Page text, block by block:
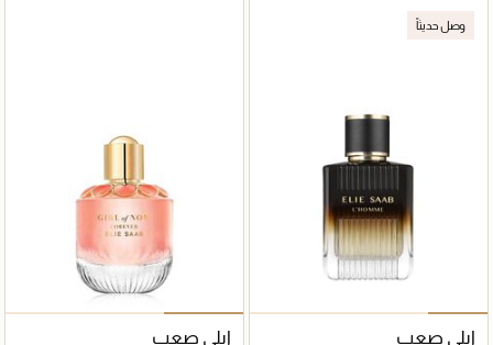
وصل حديثاً
إيلي صعب إيلي صعب